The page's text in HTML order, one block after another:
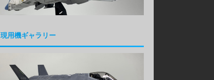
現用機ギャラリー